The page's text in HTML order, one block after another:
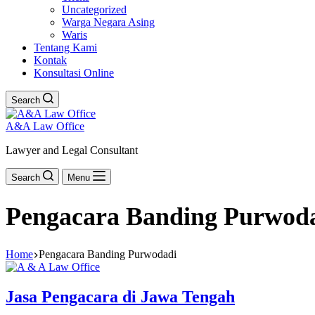
Uncategorized
Warga Negara Asing
Waris
Tentang Kami
Kontak
Konsultasi Online
Search
A&A Law Office
Lawyer and Legal Consultant
Search Menu
Pengacara Banding
Home Pengacara Banding Purwodadi
Jasa Pengacara di Jawa Tengah